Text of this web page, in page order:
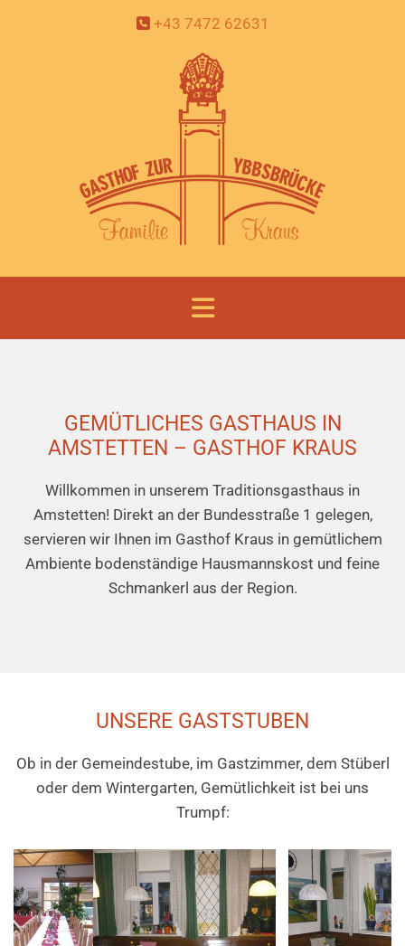
 +43 7472 62631
GEMÜTLICHES GASTHAUS IN
AMSTETTEN – GASTHOF KRAUS
Willkommen in unserem Traditionsgasthaus in
Amstetten! Direkt an der Bundesstraße 1 gelegen,
servieren wir Ihnen im Gasthof Kraus in gemütlichem
Ambiente bodenständige Hausmannskost und feine
Schmankerl aus der Region.
UNSERE GASTSTUBEN
Ob in der Gemeindestube, im Gastzimmer, dem Stüberl
oder dem Wintergarten, Gemütlichkeit ist bei uns
Trumpf: